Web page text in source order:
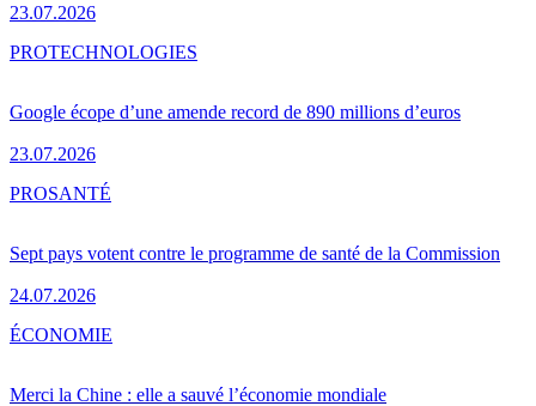
23.07.2026
Google écope d’une amende record de 890 millions d’euros
23.07.2026
PROTECHNOLOGIES
Sept pays votent contre le programme de santé de la Commission
24.07.2026
PROSANTÉ
Merci la Chine : elle a sauvé l’économie mondiale
ÉCONOMIE